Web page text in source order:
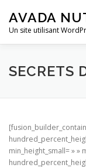
contenu
AVADA
Un site utilisant
SECRETS
min_height_small= » »